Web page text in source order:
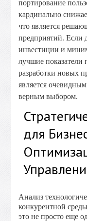
портирование
кардинально
что является
предприятий. Если
инвестиции и
лучшие показатели
разработки новых
является
верным выбором.
для
Анализ
конкурентной
этоне простоеще